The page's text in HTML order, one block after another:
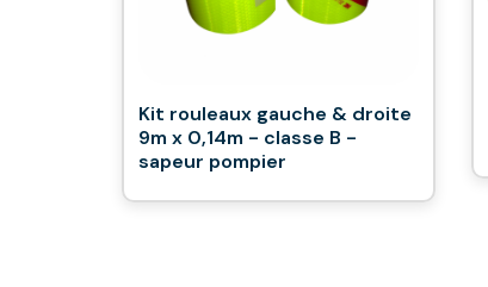
Kit rouleaux gauche & droite
9m x 0,14m - classe B -
sapeur pompier